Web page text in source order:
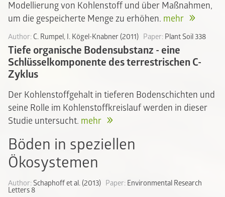
Modellierung von Kohlenstoff und über Maßnahmen,
um die gespeicherte Menge zu erhöhen. mehr
Author: C. Rumpel, I. Kögel-Knabner (2011) Paper: Plant Soil 338
Tiefe organische Bodensubstanz - eine
Schlüsselkomponente des terrestrischen C-
Zyklus
Der Kohlenstoffgehalt in tieferen Bodenschichten und
seine Rolle im Kohlenstoffkreislauf werden in dieser
Studie untersucht. mehr
Böden in speziellen
Ökosystemen
Author: Schaphoff et al. (2013) Paper: Environmental Research
Letters 8